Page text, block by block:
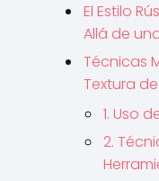
El Estilo
Allá de
Técnicas
Textura
1. Uso
2.